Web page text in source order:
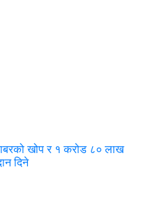
खोप र १ करोड ८० लाख
दिने